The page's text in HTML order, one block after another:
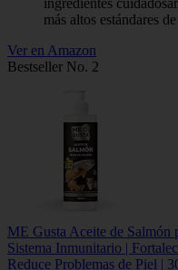
más altos estándares
Ver en Amazon
Bestseller No. 2
ME Gusta Aceite de Salmón
Sistema Inmunitario |
Reduce Problemas de Piel |